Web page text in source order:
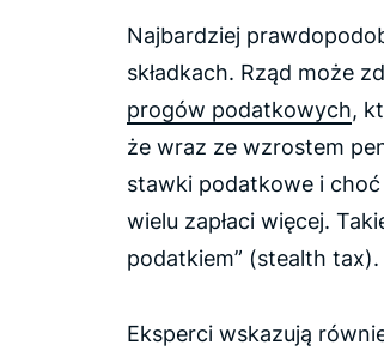
Najbardziej
składkach. Rząd może
progów podatkowych,
że wraz ze wzrostem
stawki podatkowe i
wielu zapłaci więcej.
podatkiem” (stealth tax).
Eksperci wskazują